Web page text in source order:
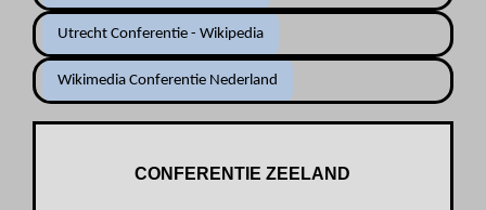
Utrecht Conferentie - Wikipedia
Wikimedia Conferentie Nederland
CONFERENTIE ZEELAND